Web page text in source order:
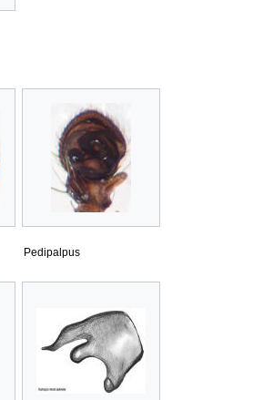
Pedipalpus